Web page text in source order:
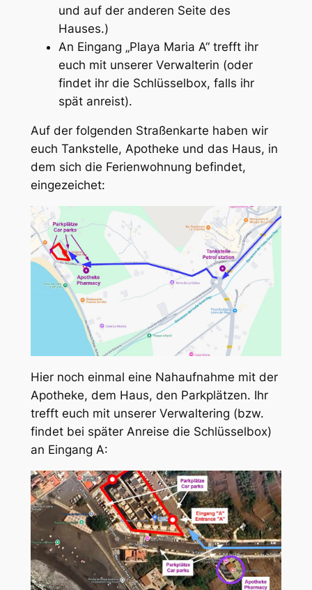
und auf der anderen Seite des
Hauses.)
An Eingang „Playa Maria A“ trefft ihr
euch mit unserer Verwalterin (oder
findet ihr die Schlüsselbox, falls ihr
spät anreist).
Auf der folgenden Straßenkarte haben wir
euch Tankstelle, Apotheke und das Haus, in
dem sich die Ferienwohnung befindet,
eingezeichet:
Hier noch einmal eine Nahaufnahme mit der
Apotheke, dem Haus, den Parkplätzen. Ihr
trefft euch mit unserer Verwaltering (bzw.
findet bei später Anreise die Schlüsselbox)
an Eingang A: